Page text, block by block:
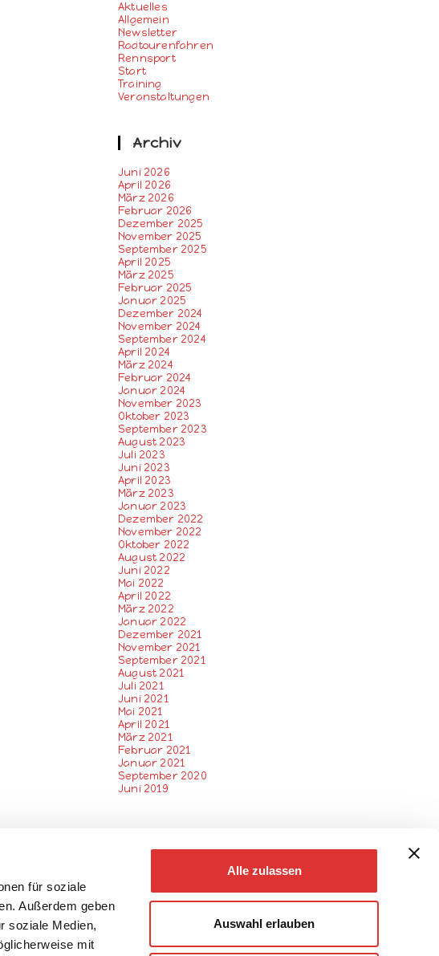
für soziale
Außerdem geben
soziale Medien,
mit
Alle zulassen
Auswahl erlauben
Aktuelles
Allgemein
Newsletter
Radtourenfahren
Rennsport
Start
Training
Veranstaltungen
Archiv
Juni 2026
April 2026
März 2026
Februar 2026
Dezember 2025
November 2025
September 2025
April 2025
März 2025
Februar 2025
Januar 2025
Dezember 2024
November 2024
September 2024
April 2024
März 2024
Februar 2024
Januar 2024
November 2023
Oktober 2023
September 2023
August 2023
Juli 2023
Juni 2023
April 2023
März 2023
Januar 2023
Dezember 2022
November 2022
Oktober 2022
August 2022
Juni 2022
Mai 2022
April 2022
März 2022
Januar 2022
Dezember 2021
November 2021
September 2021
August 2021
Juli 2021
Juni 2021
Mai 2021
April 2021
März 2021
Februar 2021
Januar 2021
September 2020
Juni 2019
Beiträge & Fotos